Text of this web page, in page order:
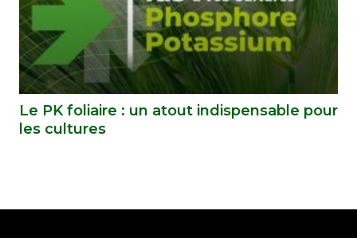
Le PK foliaire : un atout indispensable pour
les cultures